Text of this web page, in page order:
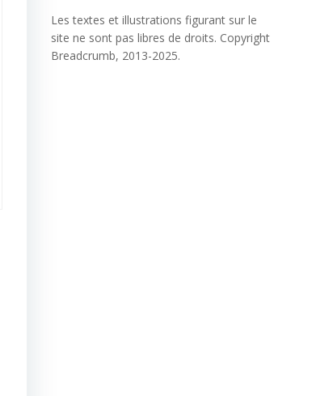
Les textes et illustrations figurant sur le
site ne sont pas libres de droits. Copyright
Breadcrumb, 2013-2025.